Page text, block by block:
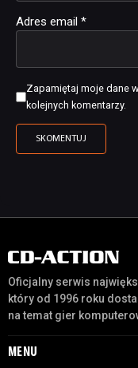
Adres email *
Zapamiętaj moje dane
kolejnych komentarzy.
Oficjalny serwis
który od 1996 roku
na temat gier
MENU